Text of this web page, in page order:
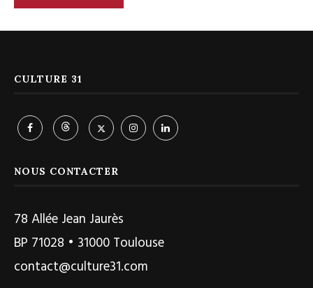
CULTURE 31
NOUS CONTACTER
78 Allée Jean Jaurès
BP 71028 • 31000 Toulouse
contact@culture31.com